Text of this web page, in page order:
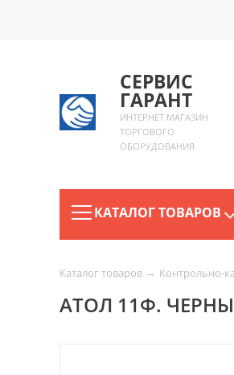
СЕРВИС
ГАРАНТ
ИНТЕРНЕТ МАГАЗИН
ТОРГОВОГО
ОБОРУДОВАНИЯ
КАТАЛОГ ТОВАРОВ
Каталог товаров → Контрольно-
АТОЛ 11Ф.